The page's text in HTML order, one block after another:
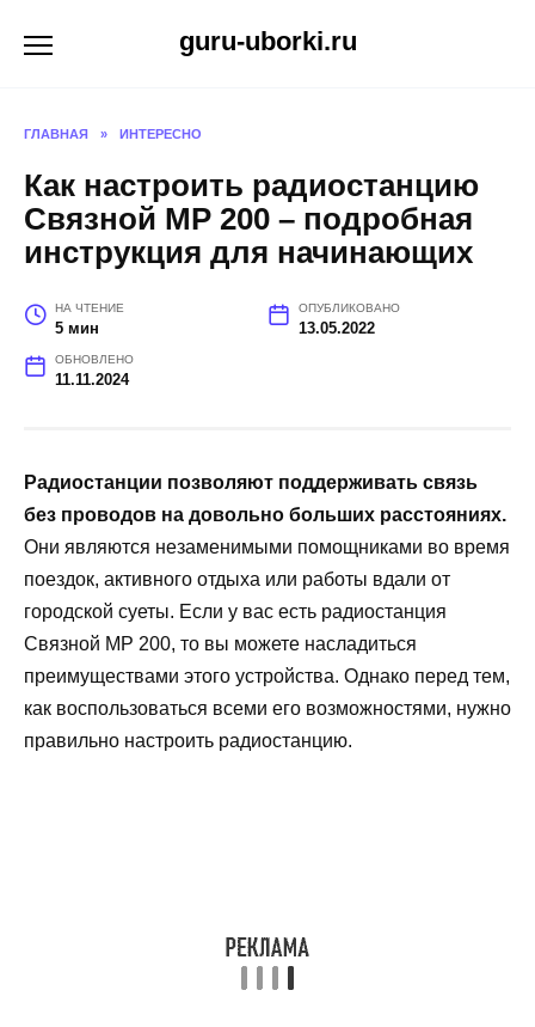
guru-uborki.ru
ГЛАВНАЯ » ИНТЕРЕСНО
Как настроить радиостанцию
Связной МР 200 – подробная
инструкция для начинающих
НА ЧТЕНИЕ
5 мин
ОПУБЛИКОВАНО
13.05.2022
ОБНОВЛЕНО
11.11.2024
Радиостанции позволяют поддерживать связь
без проводов на довольно больших расстояниях.
Они являются незаменимыми помощниками во время
поездок, активного отдыха или работы вдали от
городской суеты. Если у вас есть радиостанция
Связной МР 200, то вы можете насладиться
преимуществами этого устройства. Однако перед тем,
как воспользоваться всеми его возможностями, нужно
правильно настроить радиостанцию.